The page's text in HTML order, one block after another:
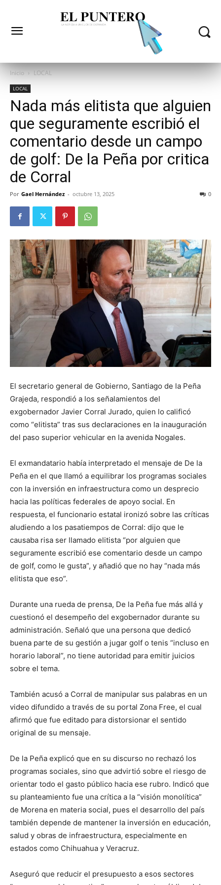
Inicio LOCAL
LOCAL
Nada más elitista que alguien
que seguramente escribió el
comentario desde un campo
de golf: De la Peña por critica
de Corral
Por Gael Hernández - octubre 13, 2025 0
El secretario general de Gobierno, Santiago de la Peña
Grajeda, respondió a los señalamientos del
exgobernador Javier Corral Jurado, quien lo calificó
como “elitista” tras sus declaraciones en la inauguración
del paso superior vehicular en la avenida Nogales.
El exmandatario había interpretado el mensaje de De la
Peña en el que llamó a equilibrar los programas sociales
con la inversión en infraestructura como un desprecio
hacia las políticas federales de apoyo social. En
respuesta, el funcionario estatal ironizó sobre las críticas
aludiendo a los pasatiempos de Corral: dijo que le
causaba risa ser llamado elitista “por alguien que
seguramente escribió ese comentario desde un campo
de golf, como le gusta”, y añadió que no hay “nada más
elitista que eso”.
Durante una rueda de prensa, De la Peña fue más allá y
cuestionó el desempeño del exgobernador durante su
administración. Señaló que una persona que dedicó
buena parte de su gestión a jugar golf o tenis “incluso en
horario laboral”, no tiene autoridad para emitir juicios
sobre el tema.
También acusó a Corral de manipular sus palabras en un
video difundido a través de su portal Zona Free, el cual
afirmó que fue editado para distorsionar el sentido
original de su mensaje.
De la Peña explicó que en su discurso no rechazó los
programas sociales, sino que advirtió sobre el riesgo de
orientar todo el gasto público hacia ese rubro. Indicó que
su planteamiento fue una crítica a la “visión monolítica”
de Morena en materia social, pues el desarrollo del país
también depende de mantener la inversión en educación,
salud y obras de infraestructura, especialmente en
estados como Chihuahua y Veracruz.
Aseguró que reducir el presupuesto a esos sectores